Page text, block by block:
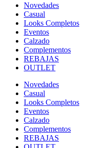
Novedades
Casual
Looks Completos
Eventos
Calzado
Complementos
REBAJAS
OUTLET
Novedades
Casual
Looks Completos
Eventos
Calzado
Complementos
REBAJAS